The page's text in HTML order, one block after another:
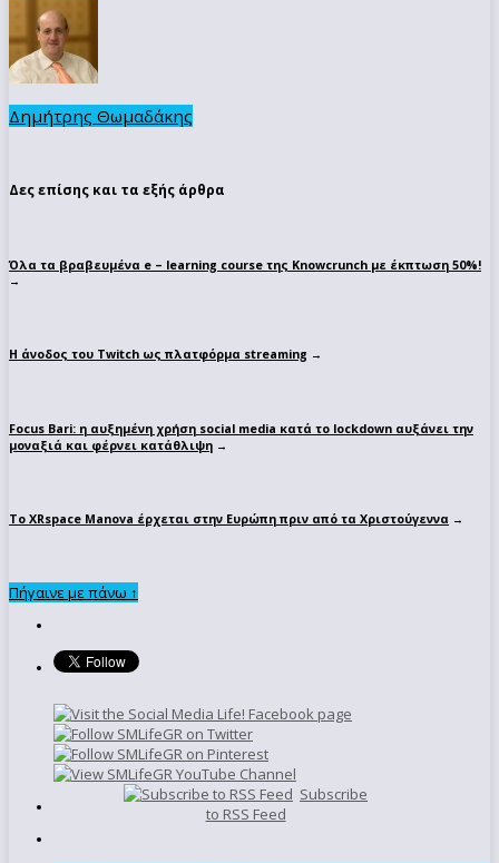
Δημήτρης Θωμαδάκης
Δες επίσης και τα εξής άρθρα
Όλα τα βραβευμένα e – learning course της Knowcrunch με έκπτωση 50%!
→
Η άνοδος του Twitch ως πλατφόρμα streaming →
Focus Bari: η αυξημένη χρήση social media κατά το lockdown αυξάνει την
μοναξιά και φέρνει κατάθλιψη →
Το XRspace Manova έρχεται στην Ευρώπη πριν από τα Χριστούγεννα →
Πήγαινε με πάνω ↑
Subscribe
to RSS Feed